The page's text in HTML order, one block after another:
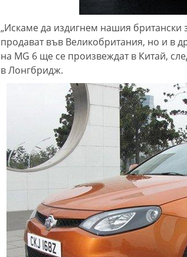
„Искаме да издигнем нашия британски
продават във Великобритания, но и в
на MG 6 ще се произвеждат в Китай,
в Лонгбридж.